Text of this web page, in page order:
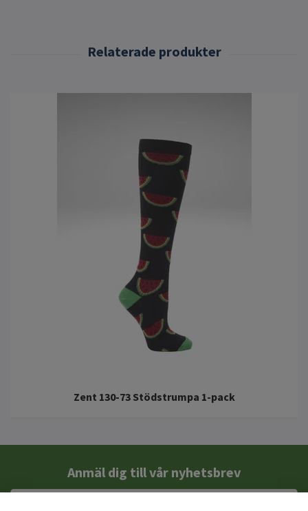
Zent 130-73 Stödstrumpa 1-pack
Anmäl dig till vår nyhetsbrev